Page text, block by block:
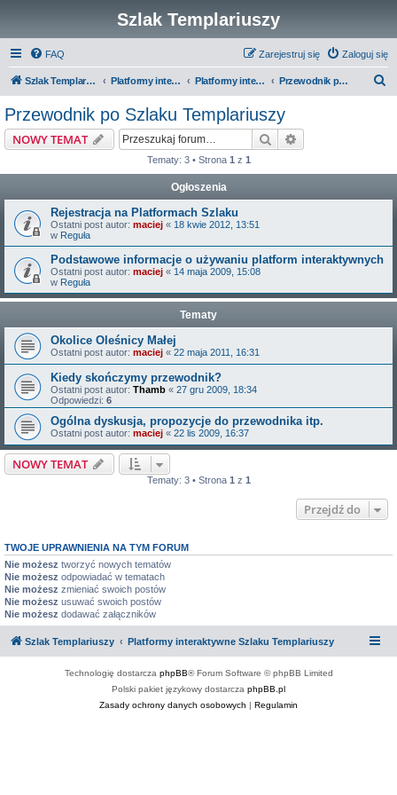
Szlak Templariuszy
FAQ Zaloguj się
Zarejestruj się
Szlak Templariuszy Platformy interaktywne Szlaku Templariuszy Platformy interaktywne - Miejsca związane z Templariuszami Przewodnik po Szlaku Templariuszy
Przewodnik po Szlaku Templariuszy
NOWY TEMAT Szukaj
Tematy: 3 • Strona 1 z 1
Ogłoszenia
Rejestracja na Platformach Szlaku
Ostatni post autor: maciej « 18 kwie 2012, 13:51
w Reguła
Podstawowe informacje o używaniu platform interaktywnych
Ostatni post autor: maciej « 14 maja 2009, 15:08
w Reguła
Tematy
Okolice Oleśnicy Małej
Ostatni post autor: maciej « 22 maja 2011, 16:31
Kiedy skończymy przewodnik?
Ostatni post autor: Thamb « 27 gru 2009, 18:34
Odpowiedzi: 6
Ogólna dyskusja, propozycje do przewodnika itp.
Ostatni post autor: maciej « 22 lis 2009, 16:37
NOWY TEMAT
Tematy: 3 • Strona 1 z 1
Przejdź do
TWOJE UPRAWNIENIA NA TYM FORUM
Nie możesz tworzyć nowych tematów
Nie możesz odpowiadać w tematach
Nie możesz zmieniać swoich postów
Nie możesz usuwać swoich postów
Nie możesz dodawać załączników
Szlak Templariuszy Platformy interaktywne Szlaku Templariuszy
Technologię dostarcza phpBB® Forum Software © phpBB Limited
Polski pakiet językowy dostarcza phpBB.pl
Zasady ochrony danych osobowych | Regulamin